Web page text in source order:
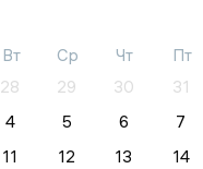
Вт Ср Чт Пт
28 29 30 31
4 5 6 7
11 12 13 14